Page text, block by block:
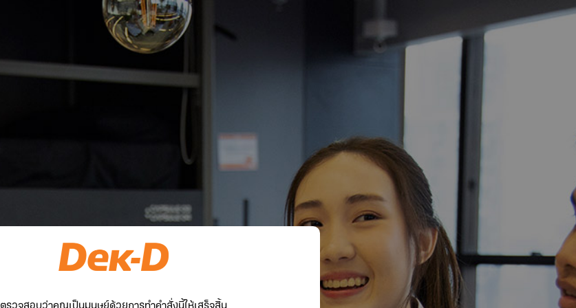
ตรวจสอบว่าคุณเป็นมนุษย์ด้วยการทำคำสั่งนี้ให้เสร็จสิ้น